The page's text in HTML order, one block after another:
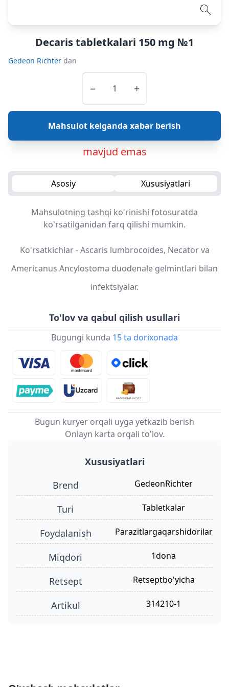
Decaris tabletkalari 150 mg №1
Gedeon Richter dan
− +
Mahsulot kelganda xabar berish
mavjud emas
Asosiy Xususiyatlari
Mahsulotning tashqi ko'rinishi fotosuratda
ko'rsatilganidan farq qilishi mumkin.
Ko'rsatkichlar - Ascaris lumbrocoides, Necator va
Americanus Ancylostoma duodenale gelmintlari bilan
infektsiyalar.
To'lov va qabul qilish usullari
Bugungi kunda 15 ta dorixonada
Bugun kuryer orqali uyga yetkazib berish
Onlayn karta orqali to'lov.
Xususiyatlari
Brend
GedeonRichter
turi tabletkalar
foydalanish parazitlargaqarshidorilar
miqdori 1dona
retsept retseptbo'yicha
Artikul 314210-1